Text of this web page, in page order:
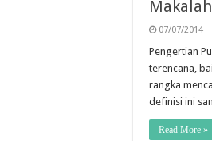
07/07/2014
Pengertian
terencana,
rangka
definisi ini
Read More »